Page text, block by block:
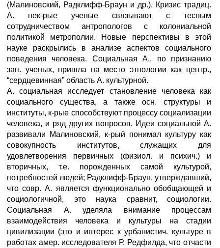
(Малиновский, Радклифф-Браун и др.). Кризис традиц.
А. нек-рые ученые связывают с тесным
сотрудничеством антропологов с колониальной
политикой метрополии. Новые перспективы в этой
науке раскрылись в анализе аспектов социального
поведения человека. Социальная А., по признанию
зап. ученых, пришла на место этнологии как центр.,
“сердцевинная” область А. культурной.
А. социальная исследует становление человека как
социального существа, а также осн. структуры и
институты, к-рые способствуют процессу социализации
человека, и ряд других вопросов. Идеи социальной А.
развивали Малиновский, к-рый понимал культуру как
совокупность институтов, служащих для
удовлетворения первичных (физиол. и психич.) и
вторичных, т.е. порожденных самой культурой,
потребностей людей; Радклифф-Браун, утверждавший,
что совр. А. является функционально обобщающей и
социологичной, это наука сравнит, социологии.
Социальная А. уделяла внимание процессам
взаимодействия человека и культуры на стадии
цивилизации (это и интерес к урбанистич. культуре в
работах амер. исследователя Р. Редфилда, что отчасти